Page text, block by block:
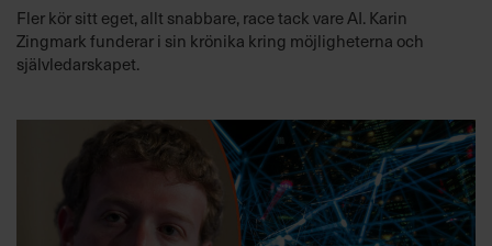
Fler kör sitt eget, allt snabbare, race tack vare AI. Karin
Zingmark funderar i sin krönika kring möjligheterna och
självledarskapet.